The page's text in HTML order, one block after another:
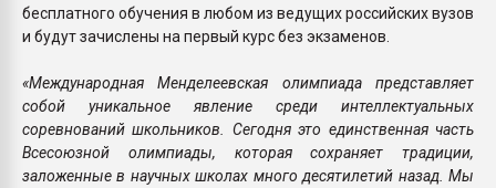
бесплатного обучения в любом из ведущих российских вузов
и будут зачислены на первый курс без экзаменов.
«Международная Менделеевская олимпиада представляет
собой уникальное явление среди интеллектуальных
соревнований школьников. Сегодня это единственная часть
Всесоюзной олимпиады, которая сохраняет традиции,
заложенные в научных школах много десятилетий назад. Мы